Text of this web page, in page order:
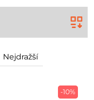
Nejdražší
-10%